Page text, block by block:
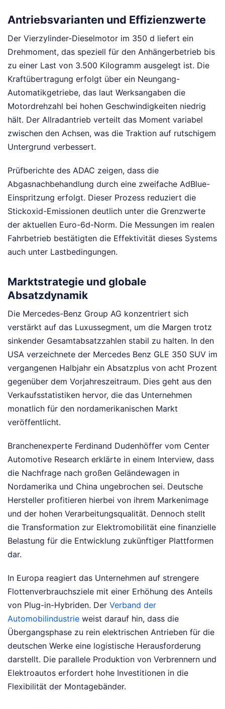
Antriebsvarianten und Effizienzwerte
Der Vierzylinder-Dieselmotor im 350 d liefert ein
Drehmoment, das speziell für den Anhängerbetrieb bis
zu einer Last von 3.500 Kilogramm ausgelegt ist. Die
Kraftübertragung erfolgt über ein Neungang-
Automatikgetriebe, das laut Werksangaben die
Motordrehzahl bei hohen Geschwindigkeiten niedrig
hält. Der Allradantrieb verteilt das Moment variabel
zwischen den Achsen, was die Traktion auf rutschigem
Untergrund verbessert.
Prüfberichte des ADAC zeigen, dass die
Abgasnachbehandlung durch eine zweifache AdBlue-
Einspritzung erfolgt. Dieser Prozess reduziert die
Stickoxid-Emissionen deutlich unter die Grenzwerte
der aktuellen Euro-6d-Norm. Die Messungen im realen
Fahrbetrieb bestätigten die Effektivität dieses Systems
auch unter Lastbedingungen.
Marktstrategie und globale
Absatzdynamik
Die Mercedes-Benz Group AG konzentriert sich
verstärkt auf das Luxussegment, um die Margen trotz
sinkender Gesamtabsatzzahlen stabil zu halten. In den
USA verzeichnete der Mercedes Benz GLE 350 SUV im
vergangenen Halbjahr ein Absatzplus von acht Prozent
gegenüber dem Vorjahreszeitraum. Dies geht aus den
Verkaufsstatistiken hervor, die das Unternehmen
monatlich für den nordamerikanischen Markt
veröffentlicht.
Branchenexperte Ferdinand Dudenhöffer vom Center
Automotive Research erklärte in einem Interview, dass
die Nachfrage nach großen Geländewagen in
Nordamerika und China ungebrochen sei. Deutsche
Hersteller profitieren hierbei von ihrem Markenimage
und der hohen Verarbeitungsqualität. Dennoch stellt
die Transformation zur Elektromobilität eine finanzielle
Belastung für die Entwicklung zukünftiger Plattformen
dar.
In Europa reagiert das Unternehmen auf strengere
Flottenverbrauchsziele mit einer Erhöhung des Anteils
von Plug-in-Hybriden. Der Verband der
Automobilindustrie weist darauf hin, dass die
Übergangsphase zu rein elektrischen Antrieben für die
deutschen Werke eine logistische Herausforderung
darstellt. Die parallele Produktion von Verbrennern und
Elektroautos erfordert hohe Investitionen in die
Flexibilität der Montagebänder.